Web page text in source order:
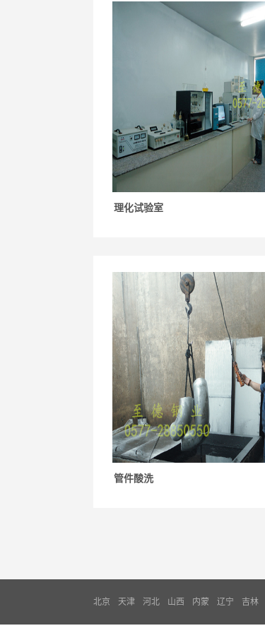
理化试验室
管件酸洗
北京 天津 河北 山西 内蒙 辽宁 吉林